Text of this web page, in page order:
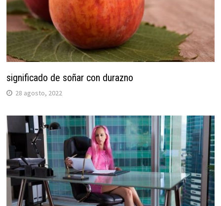
significado de soñar con durazno
28 agosto, 2022